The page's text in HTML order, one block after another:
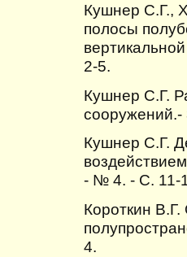
Кушнер С.Г.,
полосы
2-5.
Кушнер С.Г.
сооружений.-
Кушнер С.Г.
- № 4. - С. 11-
Короткин
4.